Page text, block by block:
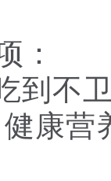
：
到不
康